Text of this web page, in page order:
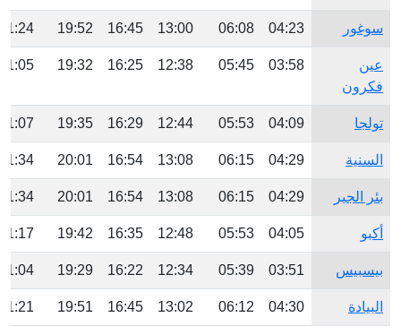
سوغور 04:23
06:08
13:00
16:45
19:52
عين
فكرون
03:58
05:45
12:38
16:25
19:32
تولجا 04:09
05:53
12:44
16:29
19:35
السنية 04:29
06:15
13:08
16:54
20:01
بئر الجير 04:29
06:15
13:08
16:54
20:01
أكبو 04:05
05:53
12:48
16:35
19:42
بيسبيس 03:51
05:39
12:34
16:22
19:29
البيادة 04:30
06:12
13:02
16:45
19:51